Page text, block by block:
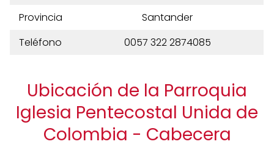
Provincia
Santander
Teléfono
0057 322 2874085
Ubicación de la Parroquia
Iglesia Pentecostal Unida de
Colombia - Cabecera